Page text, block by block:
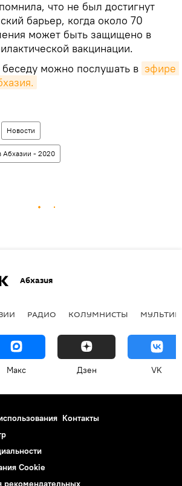
что не был достигнут
барьер, когда около 70
может быть защищено в
вакцинации.
можно послушать в эфире
Новости
- 2020
Абхазия
РАДИО КОЛУМНИСТЫ
Макс Дзен VK
Контакты
Cookie
рекомендательных